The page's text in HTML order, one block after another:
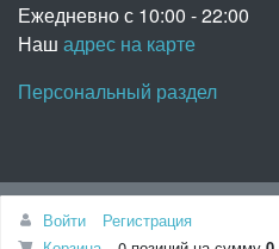
Ежедневно с 10:00 - 22:00
Наш адрес на карте
Персональный раздел
©
Войти
Регистрация